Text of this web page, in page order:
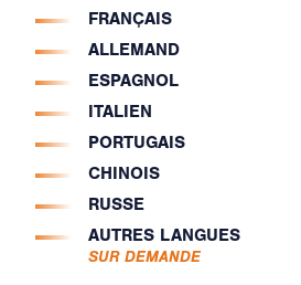
FRANÇAIS
ALLEMAND
ESPAGNOL
ITALIEN
PORTUGAIS
CHINOIS
RUSSE
AUTRES LANGUES
SUR DEMANDE